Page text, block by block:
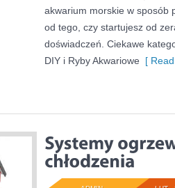
akwarium morskie w sposób
od tego, czy startujesz od
doświadczeń. Ciekawe
DIY i Ryby Akwariowe [